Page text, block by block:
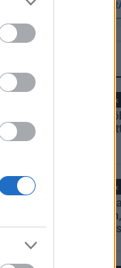
Helyi hírek
Amire
Helyi hírek
Látlelet
múlt